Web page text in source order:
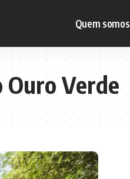
Quem somos
Verde